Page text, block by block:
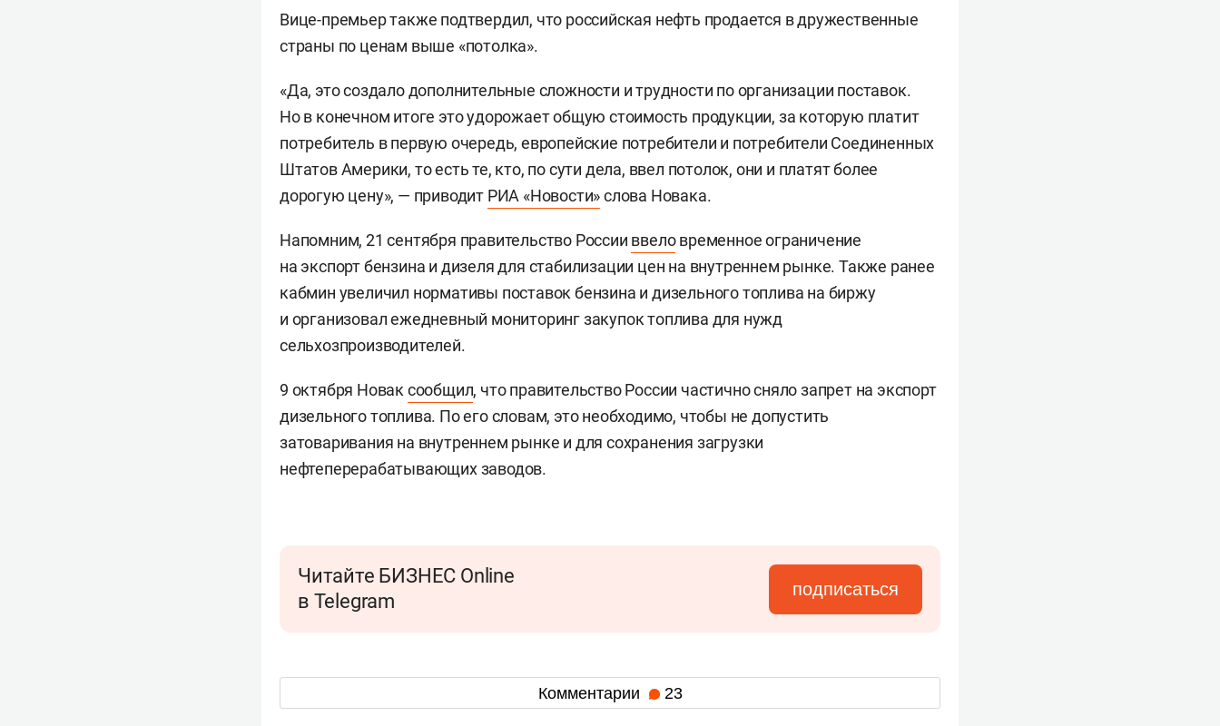
Вице-премьер также подтвердил, что российская нефть продается в дружественные
страны по ценам выше «потолка».
«Да, это создало дополнительные сложности и трудности по организации поставок.
Но в конечном итоге это удорожает общую стоимость продукции, за которую платит
потребитель в первую очередь, европейские потребители и потребители Соединенных
Штатов Америки, то есть те, кто, по сути дела, ввел потолок, они и платят более
дорогую цену», — приводит РИА «Новости»слова Новака.
Напомним, 21 сентября правительство России ввеловременное ограничение
на экспорт бензина и дизеля для стабилизации цен на внутреннем рынке. Также ранее
кабмин увеличил нормативы поставок бензина и дизельного топлива на биржу
и организовал ежедневный мониторинг закупок топлива для нужд
сельхозпроизводителей.
9 октября Новак сообщил, что правительство России частично сняло запрет на экспорт
дизельного топлива. По его словам, это необходимо, чтобы не допустить
затоваривания на внутреннем рынке и для сохранения загрузки
нефтеперерабатывающих заводов.
Читайте БИЗНЕС Online
в Telegram
подписаться
Комментарии 23